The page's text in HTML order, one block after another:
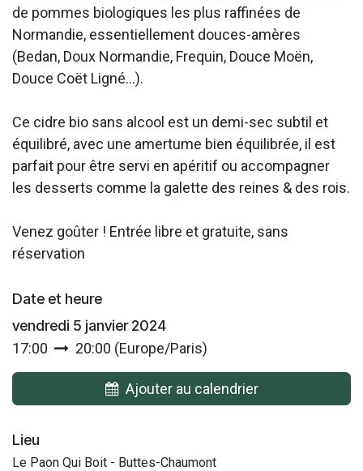
de pommes biologiques les plus raffinées de
Normandie, essentiellement douces-amères
(Bedan, Doux Normandie, Frequin, Douce Moën,
Douce Coët Ligné...).
Ce cidre bio sans alcool est un demi-sec subtil et
équilibré, avec une amertume bien équilibrée, il est
parfait pour être servi en apéritif ou accompagner
les desserts comme la galette des reines & des rois.
Venez goûter ! Entrée libre et gratuite, sans
réservation
Date et heure
vendredi 5 janvier 2024
17:00
20:00 (Europe/Paris)
Ajouter au calendrier
Lieu
Le Paon Qui Boit - Buttes-Chaumont